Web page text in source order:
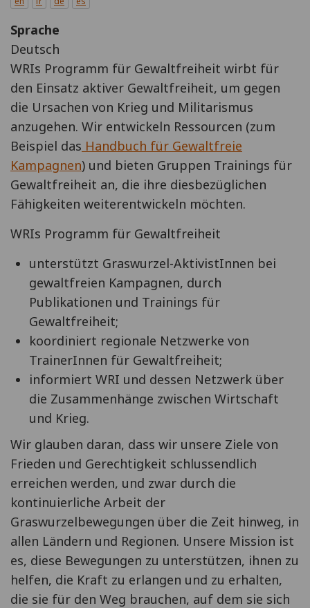
Sprache
Deutsch
WRIs Programm für Gewaltfreiheit wirbt für
den Einsatz aktiver Gewaltfreiheit, um gegen
die Ursachen von Krieg und Militarismus
anzugehen. Wir entwickeln Ressourcen (zum
Beispiel das Handbuch für Gewaltfreie
Kampagnen) und bieten Gruppen Trainings für
Gewaltfreiheit an, die ihre diesbezüglichen
Fähigkeiten weiterentwickeln möchten.
WRIs Programm für Gewaltfreiheit
unterstützt Graswurzel-AktivistInnen bei
gewaltfreien Kampagnen, durch
Publikationen und Trainings für
Gewaltfreiheit;
koordiniert regionale Netzwerke von
TrainerInnen für Gewaltfreiheit;
informiert WRI und dessen Netzwerk über
die Zusammenhänge zwischen Wirtschaft
und Krieg.
Wir glauben daran, dass wir unsere Ziele von
Frieden und Gerechtigkeit schlussendlich
erreichen werden, und zwar durch die
kontinuierliche Arbeit der
Graswurzelbewegungen über die Zeit hinweg, in
allen Ländern und Regionen. Unsere Mission ist
es, diese Bewegungen zu unterstützen, ihnen zu
helfen, die Kraft zu erlangen und zu erhalten,
die sie für den Weg brauchen, auf dem sie sich